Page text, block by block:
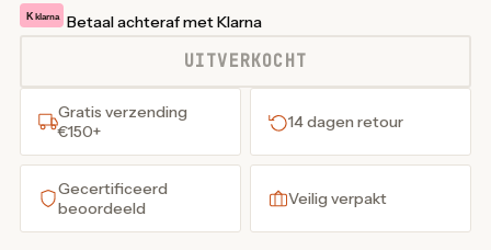
K klarna Betaal achteraf met Klarna
UITVERKOCHT
Gratis verzending
€150+
14 dagen retour
Gecertificeerd
beoordeeld
Veilig verpakt